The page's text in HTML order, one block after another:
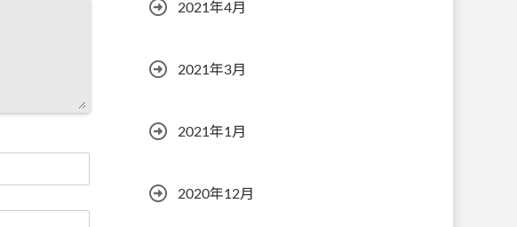
2021年4月
2021年3月
2021年1月
2020年12月